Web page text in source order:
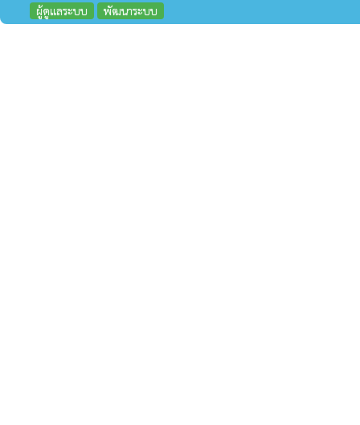
ผู้ดูแลระบบ พัฒนาระบบ